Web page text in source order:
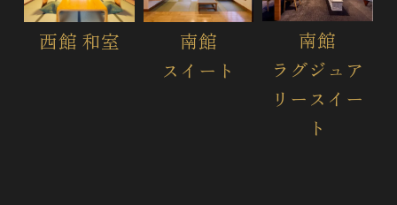
西館 和室
南館
スイート
南館
ラグジュア
リースイー
ト